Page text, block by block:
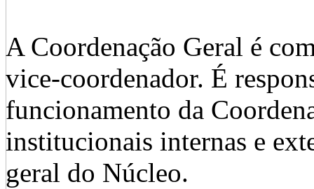
A Coordenação Geral é
vice-coordenador. É
funcionamento da
institucionais internas e
geral do Núcleo.